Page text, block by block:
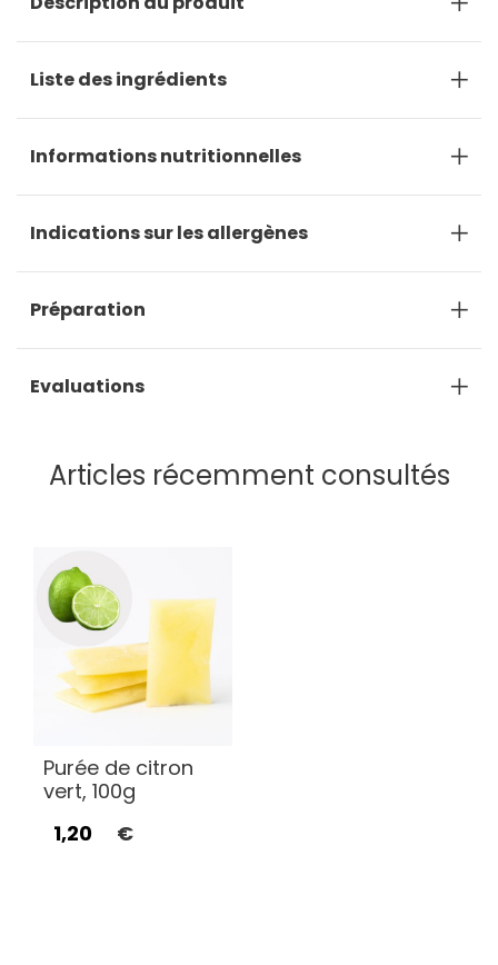
Liste des ingrédients
Informations nutritionnelles
Indications sur les allergènes
Préparation
Evaluations
Articles récemment consultés
Purée de citron
vert, 100g
1,20
€